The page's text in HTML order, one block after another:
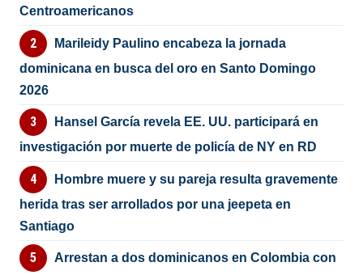
Centroamericanos
Marileidy Paulino encabeza la jornada
dominicana en busca del oro en Santo Domingo
2026
Hansel García revela EE. UU. participará en
investigación por muerte de policía de NY en RD
Hombre muere y su pareja resulta gravemente
herida tras ser arrollados por una jeepeta en
Santiago
Arrestan a dos dominicanos en Colombia con